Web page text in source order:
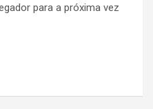
para a próxima vez